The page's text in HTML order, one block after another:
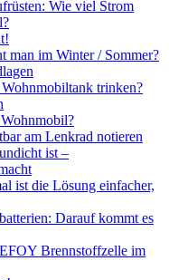
Wie viel Strom
man im Winter / Sommer?
trinken?
am Lenkrad notieren
ist –
ist die Lösung einfacher,
Darauf kommt es
Brennstoffzelle im